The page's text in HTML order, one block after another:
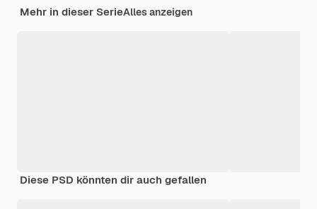
Mehr in dieser SerieAlles anzeigen
Diese PSD könnten dir auch gefallen